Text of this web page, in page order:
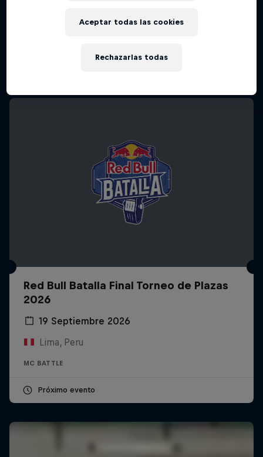
Red Bull Batalla Final Torneo de Plazas
2026
19 Septiembre 2026
Lima, Peru
MC BATTLE
Próximo evento
Rechazarlas todas
Aceptar todas las cookies